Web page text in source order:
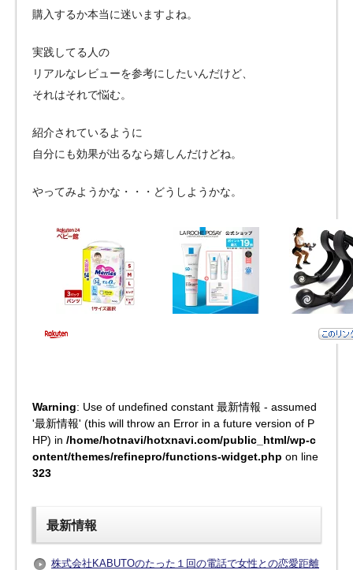
購入するか本当に迷いますよね。
実践してる人の
リアルなレビューを参考にしたいんだけど、
それはそれで悩む。
紹介されているように
自分にも効果が出るなら嬉しんだけどね。
やってみようかな・・・どうしようかな。
Warning: Use of undefined constant 最新情報 - assumed
'最新情報' (this will throw an Error in a future version of P
HP) in /home/hotnavi/hotxnavi.com/public_html/wp-c
ontent/themes/refinepro/functions-widget.php on line
323
最新情報
株式会社KABUTOのたった１回の電話で女性との恋愛距離